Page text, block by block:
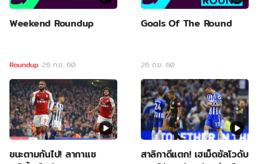
Weekend Roundup
Roundup 26 ก.ย. 60
Goals Of The Round
26 ก.ย. 60
ชนะตามกันไป! ลากาแซ
สาลิกาดีแตก! เฮเม็ดซัลโวดับ